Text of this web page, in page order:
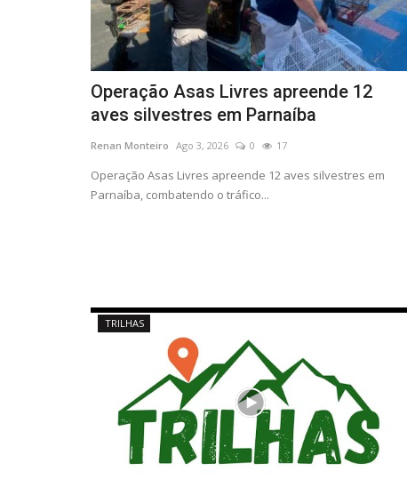
Operação Asas Livres apreende 12
aves silvestres em Parnaíba​‌​
Renan Monteiro Ago 3, 2026 0 17
Operação Asas Livres apreende 12 aves silvestres em
Parnaíba, combatendo o tráfico...
TRILHAS